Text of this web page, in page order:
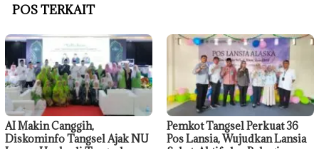
POS TERKAIT
AI Makin Canggih,
Diskominfo Tangsel Ajak NU
Pemkot Tangsel Perkuat 36
Pos Lansia, Wujudkan Lansia